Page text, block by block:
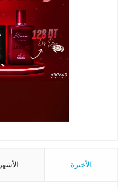
الأخيرة الأشهر